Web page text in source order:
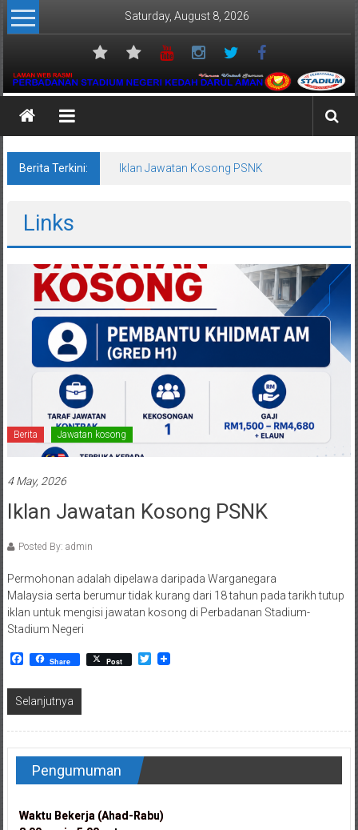
Skip
to
Saturday, August 8, 2026
Perbadanan
Stadium
Negeri
Venue
Untuk
Semua
Berita Terkini: Iklan Jawatan Kosong PSNK
Links
Berita Jawatan kosong
4 May, 2026
Iklan Jawatan Kosong PSNK
Posted By: admin
Permohonan adalah dipelawa daripada Warganegara
Malaysia serta berumur tidak kurang dari 18 tahun pada tarikh tutup
iklan untuk mengisi jawatan kosong di Perbadanan Stadium-
Stadium Negeri
Facebook
Share Post Twitter
Selanjutnya
Pengumuman
Waktu Bekerja (Ahad-Rabu)
Waktu Bekerja (Ahad-Rabu)